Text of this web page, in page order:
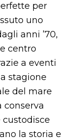
per
uno
anni ’70,
centro
a eventi
stagione
del mare
conserva
la storia e